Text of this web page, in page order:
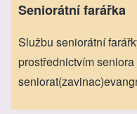
Seniorátní farářka
Službu seniorátní
prostřednictvím